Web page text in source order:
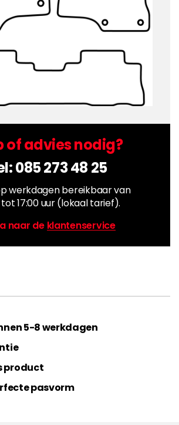
of advies nodig?
085 273 48 25
werkdagen bereikbaar van
17:00 uur (lokaal tarief).
naar de klantenservice
5-8 werkdagen
product
pasvorm